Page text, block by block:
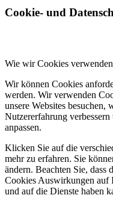
Cookie- und
Wie wir Cookies verwenden
Wir können Cookies
werden. Wir verwenden
unsere Websites besuchen,
Nutzererfahrung
anpassen.
Klicken Sie auf die
mehr zu erfahren. Sie
ändern. Beachten Sie, dass
Cookies Auswirkungen auf
und auf die Dienste haben